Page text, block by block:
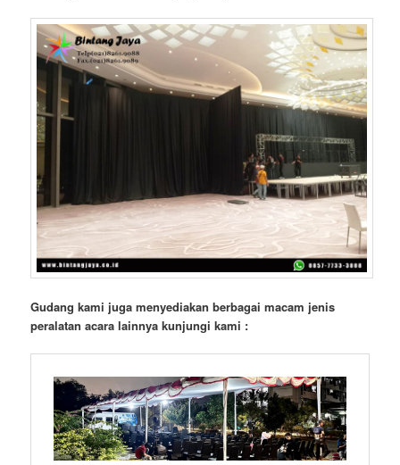
Gudang kami juga menyediakan berbagai macam jenis
peralatan acara lainnya kunjungi kami :